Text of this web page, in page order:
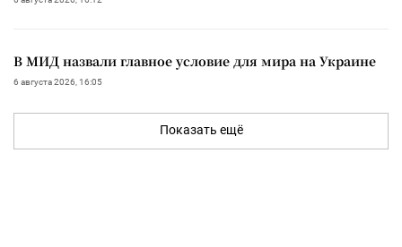
В МИД назвали главное условие для мира на Украине
6 августа 2026, 16:05
Показать ещё